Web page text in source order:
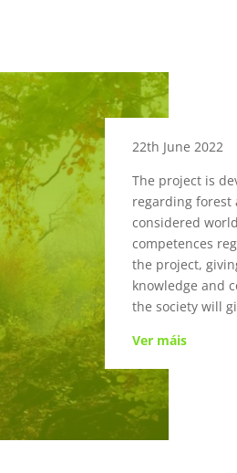
22th June 2022
The project is
regarding forest
considered
competences
the project,
knowledge and
the society will
Ver máis